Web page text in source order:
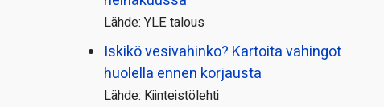
Lähde: YLE talous
Iskikö vesivahinko? Kartoita vahingot
huolella ennen korjausta
Lähde: Kiinteistölehti